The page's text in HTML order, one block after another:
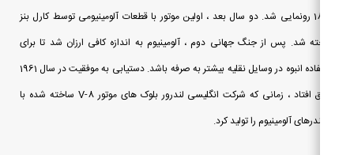
1899 رونمایی شد. دو سال بعد ، اولین موتور با قطعات آلومینیومی توسط کارل بنز
شد. پس از جنگ جهانی دوم ، آلومینیوم به اندازه کافی ارزان شد تا برای
استفاده انبوه در وسایل نقلیه بیشتر به صرفه باشد. دستیابی به موفقیت در سال 1961
اتفاق افتاد ، زمانی که شرکت انگلیسی لندرور بلوک های موتور V-8 ساخته شده با
آلومینیوم را تولید کرد.